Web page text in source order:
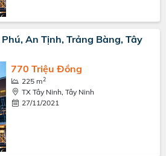
An Tịnh, Trảng Bàng, Tây
770 Triệu Đồng
225 m2
TX Tây Ninh, Tây Ninh
27/11/2021